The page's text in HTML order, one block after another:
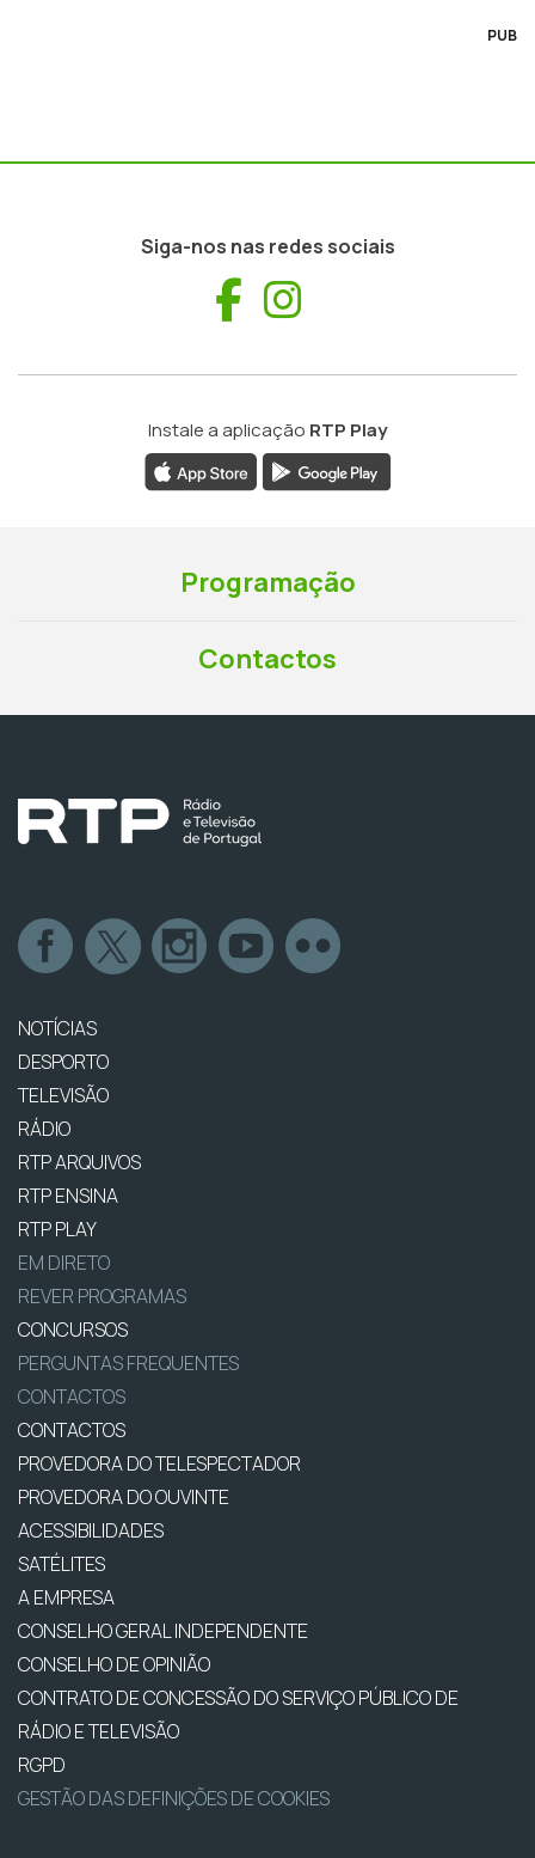
PUB
Siga-nos nas redes sociais
Facebook
Instale a aplicação RTP Play
Programação
Contactos
NOTÍCIAS
DESPORTO
TELEVISÃO
RÁDIO
RTP ARQUIVOS
RTP ENSINA
RTP PLAY
EM DIRETO
REVER PROGRAMAS
CONCURSOS
PERGUNTAS FREQUENTES
CONTACTOS
CONTACTOS
PROVEDORA DO TELESPECTADOR
PROVEDORA DO OUVINTE
ACESSIBILIDADES
SATÉLITES
A EMPRESA
CONSELHO GERAL INDEPENDENTE
CONSELHO DE OPINIÃO
CONTRATO DE CONCESSÃO DO SERVIÇO PÚBLICO DE
RÁDIO E TELEVISÃO
RGPD
GESTÃO DAS DEFINIÇÕES DE COOKIES